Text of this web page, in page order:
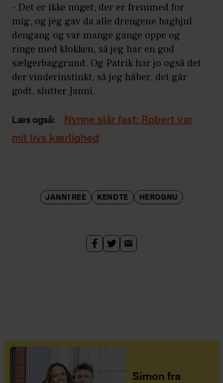
- Det er ikke noget, der er fremmed for
mig, og jeg gav da alle drengene baghjul
dengang og var mange gange oppe og
ringe med klokken, så jeg har en god
sælgerbaggrund. Og Patrik har jo også det
der vinderinstinkt, så jeg håber, det går
godt, slutter Janni.
Læs også:
Nynne slår fast: Robert var
mit livs kærlighed
JANNI REE KENDTE HEROGNU
Simon fra